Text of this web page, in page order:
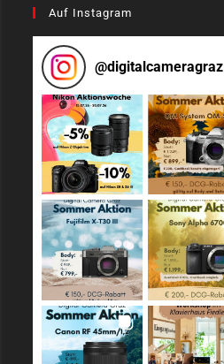
Auf Instagram
@digitalcameragraz